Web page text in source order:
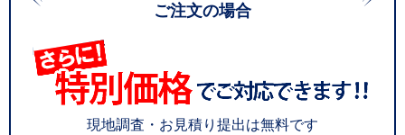
ご注文の場合
現地調査・お見積り提出は無料です